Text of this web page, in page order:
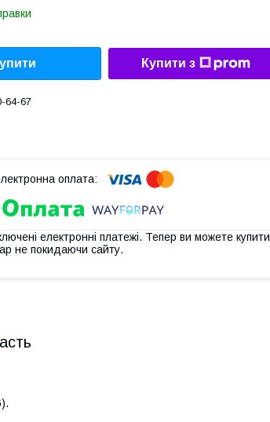
Купити з
64-67
електронні платежі. Тепер ви можете купити
не покидаючи сайту.